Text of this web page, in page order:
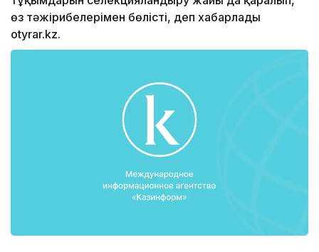
өз тәжірибелерімен бөлісті, деп хабарлады
otyrar.kz.